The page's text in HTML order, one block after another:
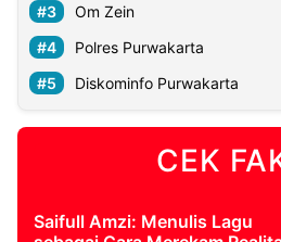
Kabarbaru.co
Om Zein
Polres Purwakarta
Diskominfo Purwakarta
CEK
Saifull Amzi: Menulis Lagu